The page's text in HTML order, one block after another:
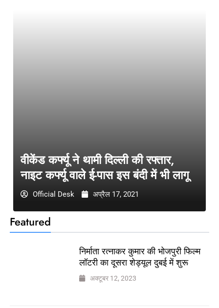
Featured
निर्माता रत्नाकर कुमार की भोजपुरी फिल्म
लॉटरी का दूसरा शेड्यूल दुबई में शुरू
अक्टूबर 12, 2023
वीकेंड कर्फ्यू ने थामी दिल्ली की रफ्तार,
नाइट कर्फ्यू वाले ई-पास इस बंदी में भी लागू
Official Desk अप्रैल 17, 2021